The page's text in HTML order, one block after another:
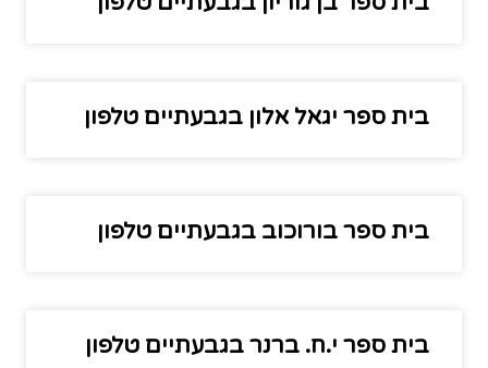
בית ספר יגאל אלון בגבעתיים טלפון
בית ספר בורוכוב בגבעתיים טלפון
בית ספר י.ח. ברנר בגבעתיים טלפון